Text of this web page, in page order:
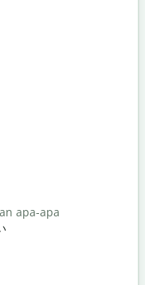
apa-apa